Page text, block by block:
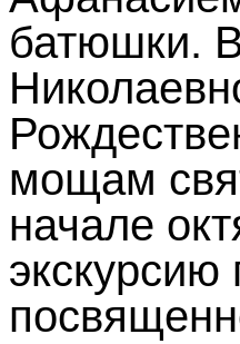
батюшки.
мощам
начале